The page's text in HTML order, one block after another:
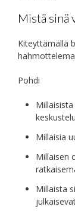
Mistä sinä
Kiteyttämällä
Pohdi
Millaisia
Millaisen
Millaista